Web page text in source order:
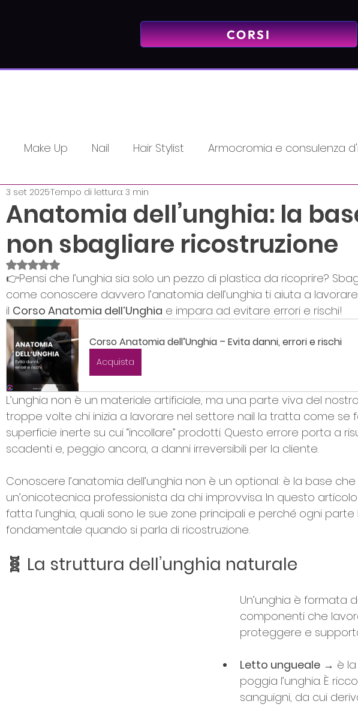
CORSI
Make Up Nail Hair Stylist Armocromia e consulenza
Estetici Mindset - Mentalità Vincente
di Corsiamo Academy Promozioni massaggio Lash
personale Donna Unica
Anatomia dell’unghia: la
non sbagliare ricostruzione
3 set 2025Tempo di lettura: 3 min
Valutazione NaN stelle su 5.
👉Pensi che l’unghia sia solo un pezzo di plastica da ricoprire?
come conoscere davvero l’anatomia dell’unghia ti aiuta a
il Corso Anatomia dell’Unghia e impara ad evitare errori e rischi!
Corso Anatomia dell’Unghia – Evita danni, errori e rischi
Acquista
L’unghia non è un materiale artificiale, ma una parte viva del
troppe volte chi inizia a lavorare nel settore nail la tratta come se
superficie inerte su cui “incollare” prodotti. Questo errore porta a
scadenti e, peggio ancora, a danni irreversibili per la cliente.
Conoscere l’anatomia dell’unghia non è un optional: è la base
un’onicotecnica professionista da chi improvvisa. In questo
fatta l’unghia, quali sono le sue zone principali e perché ogni
fondamentale quando si parla di ricostruzione.
🧬 La struttura dell’unghia naturale
Un’unghia è formata
componenti che
proteggere e
Letto ungueale → è la
poggia l’unghia. È
sanguigni, da cui